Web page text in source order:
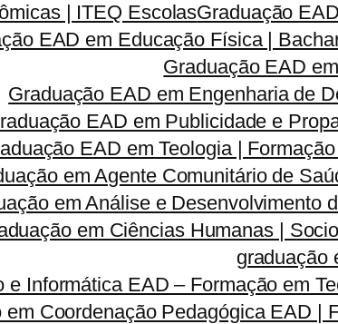
| ITEQ EscolasGraduação
EAD em Educação Física |
Graduação EAD
Graduação EAD em Engenharia de
EAD em Publicidade e
EAD em Teologia |
em Agente Comunitário de
em Análise e Desenvolvimento
em Ciências Humanas |
graduação
e Informática EAD – Formação em
em Coordenação Pedagógica EAD |